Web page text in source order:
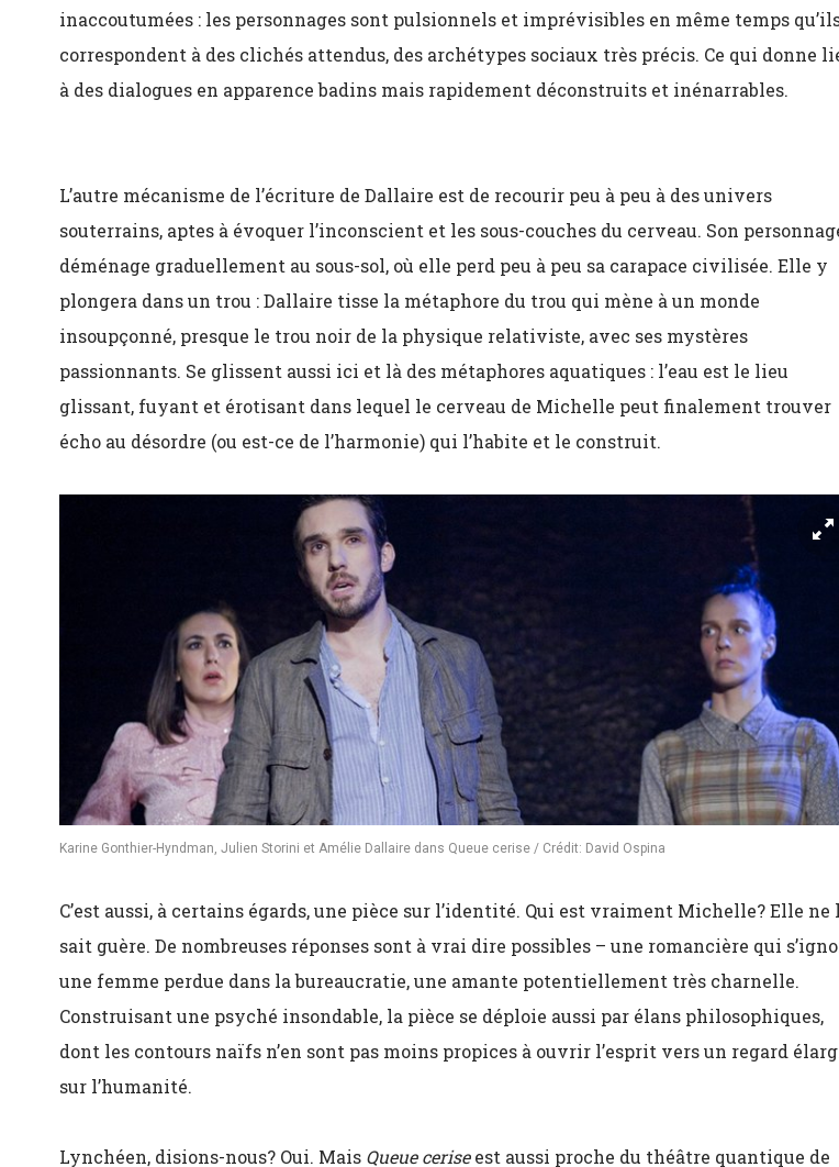
inaccoutumées : les personnages sont pulsionnels et imprévisibles en même temps
correspondent à des clichés attendus, des archétypes sociaux très précis. Ce qui donne
à des dialogues en apparence badins mais rapidement déconstruits et inénarrables.
L’autre mécanisme de l’écriture de Dallaire est de recourir peu à peu à des univers
souterrains, aptes à évoquer l’inconscient et les sous-couches du cerveau. Son
déménage graduellement au sous-sol, où elle perd peu à peu sa carapace civilisée. Elle y
plongera dans un trou : Dallaire tisse la métaphore du trou qui mène à un monde
insoupçonné, presque le trou noir de la physique relativiste, avec ses mystères
passionnants. Se glissent aussi ici et là des métaphores aquatiques : l’eau est le lieu
glissant, fuyant et érotisant dans lequel le cerveau de Michelle peut finalement trouver
écho au désordre (ou est-ce de l’harmonie) qui l’habite et le construit.
Karine Gonthier-Hyndman, Julien Storini et Amélie Dallaire dans Queue cerise / Crédit: David Ospina
C’est aussi, à certains égards, une pièce sur l’identité. Qui est vraiment Michelle? Elle ne
sait guère. De nombreuses réponses sont à vrai dire possibles – une romancière qui
une femme perdue dans la bureaucratie, une amante potentiellement très charnelle.
Construisant une psyché insondable, la pièce se déploie aussi par élans philosophiques,
dont les contours naïfs n’en sont pas moins propices à ouvrir l’esprit vers un regard
sur l’humanité.
Lynchéen, disions-nous? Oui. Mais Queue ceriseest aussi proche du théâtre quantique de